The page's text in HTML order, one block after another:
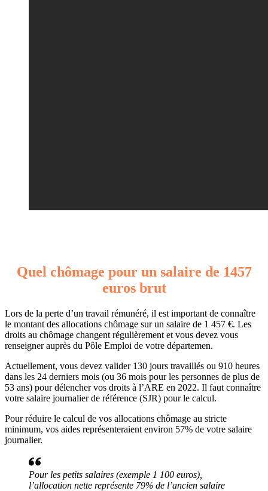
Quel chômage pour un salaire de 1457
euros brut
Lors de la perte d’un travail rémunéré, il est important de connaître
le montant des allocations chômage sur un salaire de 1 457 €. Les
droits au chômage changent régulièrement et vous devez vous
renseigner auprès du Pôle Emploi de votre départemen.
Actuellement, vous devez valider 130 jours travaillés ou 910 heures
dans les 24 derniers mois (ou 36 mois pour les personnes de plus de
53 ans) pour délencher vos droits à l’ARE en 2022. Il faut connaître
votre salaire journalier de référence (SJR) pour le calcul.
Pour réduire le calcul de vos allocations chômage au stricte
minimum, vos aides représenteraient environ 57% de votre salaire
journalier.
Pour les petits salaires (exemple 1 100 euros),
l’allocation nette représente 79% de l’ancien salaire